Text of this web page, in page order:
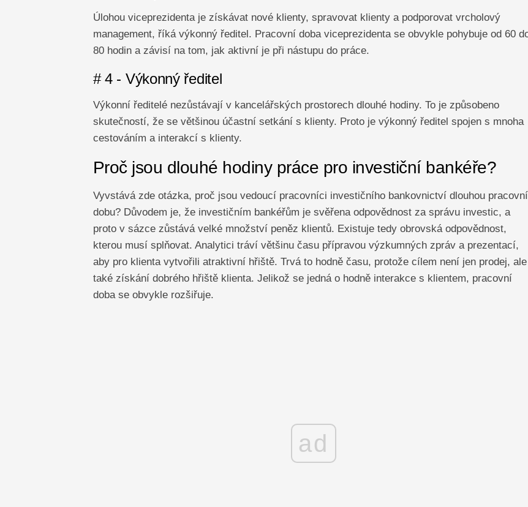
Úlohou viceprezidenta je získávat nové klienty, spravovat klienty a podporovat vrcholový
management, říká výkonný ředitel. Pracovní doba viceprezidenta se obvykle pohybuje od 60
80 hodin a závisí na tom, jak aktivní je při nástupu do práce.
# 4 - Výkonný ředitel
Výkonní ředitelé nezůstávají v kancelářských prostorech dlouhé hodiny. To je způsobeno
skutečností, že se většinou účastní setkání s klienty. Proto je výkonný ředitel spojen s mnoha
cestováním a interakcí s klienty.
Proč jsou dlouhé hodiny práce pro investiční bankéře?
Vyvstává zde otázka, proč jsou vedoucí pracovníci investičního bankovnictví dlouhou pracovní
dobu? Důvodem je, že investičním bankéřům je svěřena odpovědnost za správu investic, a
proto v sázce zůstává velké množství peněz klientů. Existuje tedy obrovská odpovědnost,
kterou musí splňovat. Analytici tráví většinu času přípravou výzkumných zpráv a prezentací,
aby pro klienta vytvořili atraktivní hřiště. Trvá to hodně času, protože cílem není jen prodej, ale
také získání dobrého hřiště klienta. Jelikož se jedná o hodně interakce s klientem, pracovní
doba se obvykle rozšiřuje.
ad